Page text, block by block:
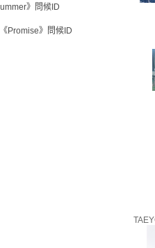
》問候ID
Promise》問候ID